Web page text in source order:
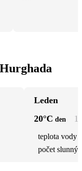
Leden
20°C den
teplota vody
počet